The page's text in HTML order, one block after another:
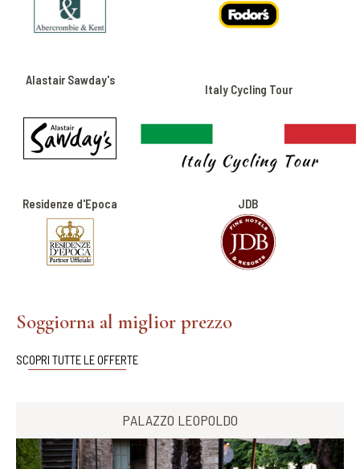
Alastair Sawday's
Italy Cycling Tour
Residenze d'Epoca JDB
Soggiorna al miglior prezzo
SCOPRI TUTTE LE OFFERTE
PALAZZO LEOPOLDO